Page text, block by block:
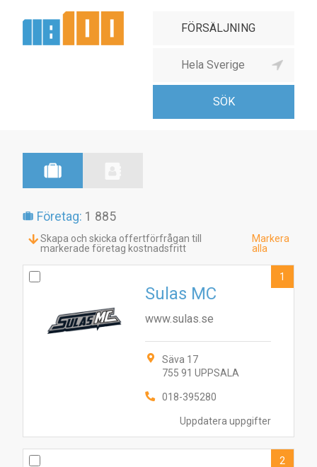
Företag: 1 885
Skapa och skicka offertförfrågan till
markerade företag kostnadsfritt
Markera
alla
Uppdatera uppgifter
Sulas MC
www.sulas.se
Säva 17
755 91 UPPSALA
018-395280
1
2